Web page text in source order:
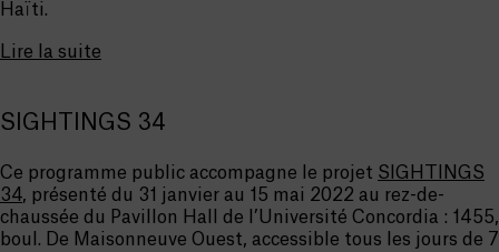
Haïti.
Lire la suite
SIGHTINGS 34
Ce programme public accompagne le projet SIGHTINGS
34, présenté du 31 janvier au 15 mai 2022 au rez-de-
chaussée du Pavillon Hall de l’Université Concordia : 1455,
boul. De Maisonneuve Ouest, accessible tous les jours de 7